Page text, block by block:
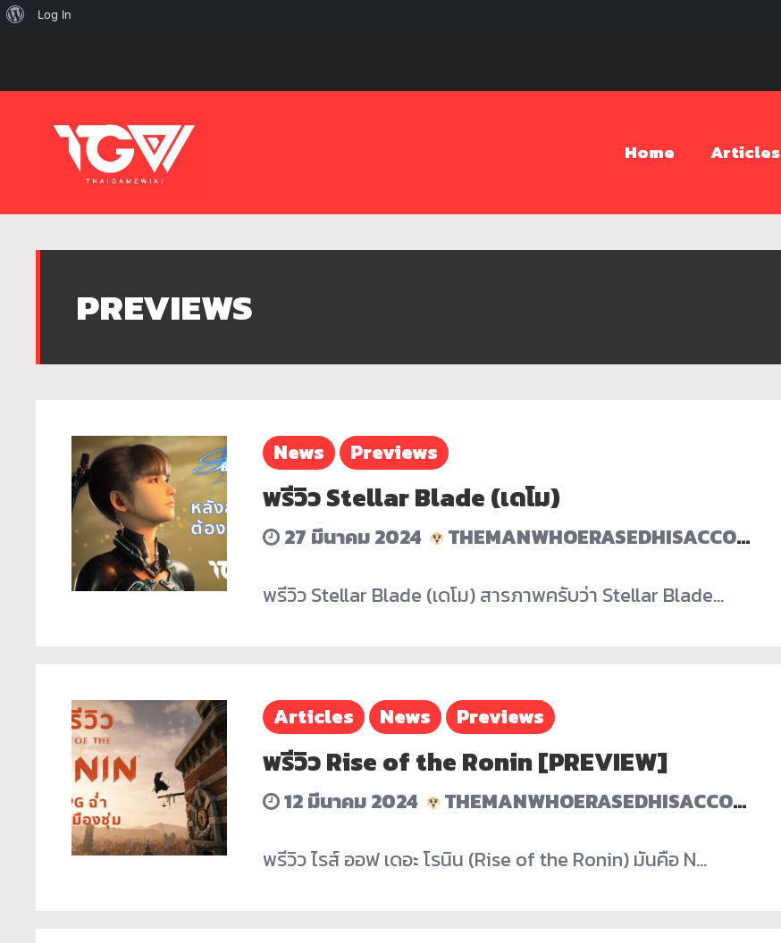
Home Articles
PREVIEWS
News Previews
พรีวิว Stellar Blade (เดโม)
27 มีนาคม 2024
THEMANWHOERASEDHISACCOUNT
พรีวิว Stellar Blade (เดโม) สารภาพครับว่า Stellar Blade…
Articles News Previews
พรีวิว Rise of the Ronin [PREVIEW]
12 มีนาคม 2024
THEMANWHOERASEDHISACCOUNT
พรีวิว ไรส์ ออฟ เดอะ โรนิน (Rise of the Ronin) มันคือ N…
เกี่ยวLog In